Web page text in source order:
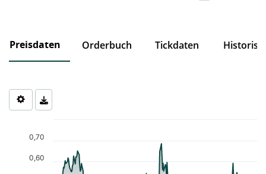
Preisdaten Orderbuch Tickdaten
Chart
The chart has 1 X axis displaying Time. Data ranges from 2025-
The chart has 1 Y axis displaying values. Data ranges from
0,60
0,70